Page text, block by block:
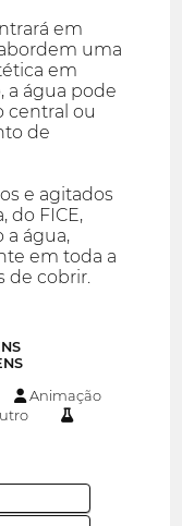
em
uma
em
a água pode
central ou
de
e agitados
do FICE,
a água,
em toda a
de cobrir.
Animação